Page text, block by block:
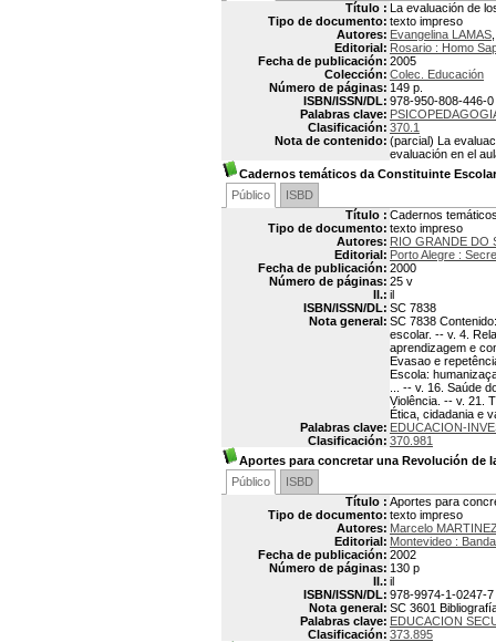
Título : La evaluación de
Tipo de documento: texto impreso
Autores: Evangelina LAMAS
Editorial: Rosario : Homo
Fecha de publicación: 2005
Colección: Colec. Educación
Número de páginas: 149 p.
ISBN/ISSN/DL: 978-950-808-446-0
Palabras clave:
Clasificación: 370.1
Nota de contenido: (parcial) La
evaluación en el
Cadernos temáticos da Constituinte Escolar
Público
ISBD
Título : Cadernos
Tipo de documento: texto impreso
Autores: RIO GRANDE DO
Editorial: Porto Alegre :
Fecha de publicación: 2000
Número de páginas: 25 v
Il.: il
ISBN/ISSN/DL: SC 7838
Nota general: SC 7838
escolar. -- v. 4.
aprendizagem e
Evasao e
Escola:
... -- v. 16. Saúde
Violência. -- v. 21.
Ética, cidadania e
Palabras clave: EDUCACION-
Clasificación: 370.981
Aportes para concretar una Revolución de
Público
ISBD
Título : Aportes para
Tipo de documento: texto impreso
Autores: Marcelo
Editorial: Montevideo :
Fecha de publicación: 2002
Número de páginas: 130 p
Il.: il
ISBN/ISSN/DL: 978-9974-1-0247-7
Nota general: SC 3601
Palabras clave: EDUCACION
Clasificación: 373.895